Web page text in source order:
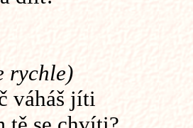
rychle)
váháš jíti